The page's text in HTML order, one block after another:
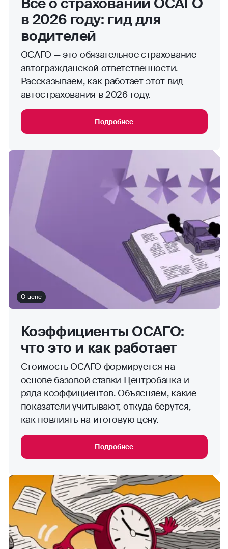
в 2026 году: гид для
водителей
ОСАГО — это обязательное страхование
автогражданской ответственности.
Рассказываем, как работает этот вид
автострахования в 2026 году.
Подробнее
О цене
Коэффициенты ОСАГО:
что это и как работает
Стоимость ОСАГО формируется на
основе базовой ставки Центробанка и
ряда коэффициентов. Объясняем, какие
показатели учитывают, откуда берутся,
как повлиять на итоговую цену.
Подробнее